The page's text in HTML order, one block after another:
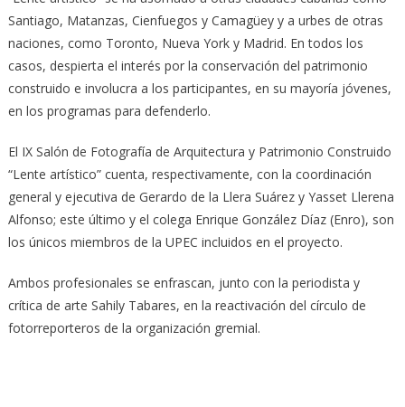
Santiago, Matanzas, Cienfuegos y Camagüey y a urbes de otras
naciones, como Toronto, Nueva York y Madrid. En todos los
casos, despierta el interés por la conservación del patrimonio
construido e involucra a los participantes, en su mayoría jóvenes,
en los programas para defenderlo.
El IX Salón de Fotografía de Arquitectura y Patrimonio Construido
“Lente artístico” cuenta, respectivamente, con la coordinación
general y ejecutiva de Gerardo de la Llera Suárez y Yasset Llerena
Alfonso; este último y el colega Enrique González Díaz (Enro), son
los únicos miembros de la UPEC incluidos en el proyecto.
Ambos profesionales se enfrascan, junto con la periodista y
crítica de arte Sahily Tabares, en la reactivación del círculo de
fotorreporteros de la organización gremial.